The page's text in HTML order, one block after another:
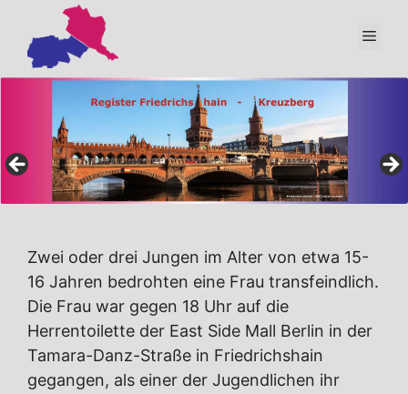
Inhalt
springen
Zwei oder drei Jungen im Alter von etwa 15-
16 Jahren bedrohten eine Frau transfeindlich.
Die Frau war gegen 18 Uhr auf die
Herrentoilette der East Side Mall Berlin in der
Tamara-Danz-Straße in Friedrichshain
gegangen, als einer der Jugendlichen ihr